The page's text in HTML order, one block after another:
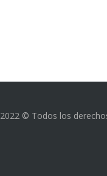
2022 © Todos los